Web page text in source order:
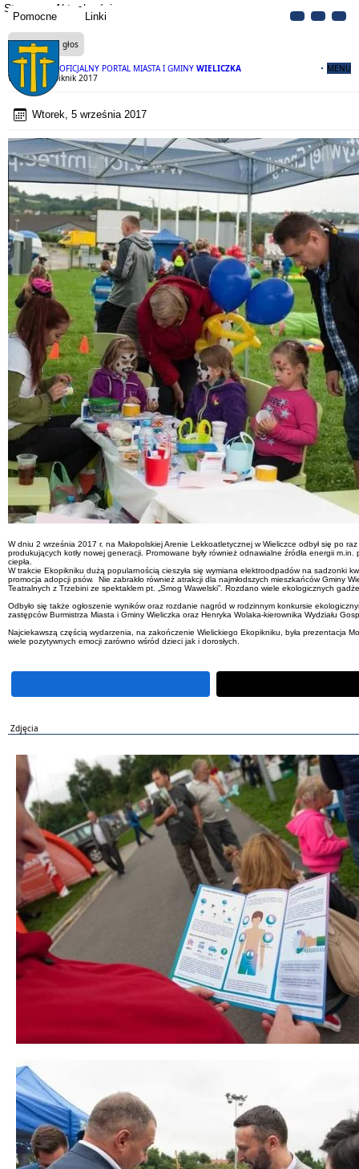
Pomocne Linki
OFICJALNY PORTAL MIASTA I GMINY WIELICZKA MENU
Strona Aktualności
Czytaj na głos
Wielicki Ekopiknik 2017
Wtorek, 5 września 2017
W dniu 2 września 2017 r. na Małopolskiej Arenie Lekkoatletycznej w Wieliczce odbył się po
produkujących kotły nowej generacji. Promowane były również odnawialne źródła energii
ciepła.
W trakcie Ekopikniku dużą popularnością cieszyła się wymiana elektroodpadów na sadzonki
promocja adopcji psów. Nie zabrakło również atrakcji dla najmłodszych mieszkańców Gminy
Teatralnych z Trzebini ze spektaklem pt. „Smog Wawelski”. Rozdano wiele ekologicznych
Odbyło się także ogłoszenie wyników oraz rozdanie nagród w rodzinnym konkursie
zastępców Burmistrza Miasta i Gminy Wieliczka oraz Henryka Wolaka-kierownika Wydziału
Najciekawszą częścią wydarzenia, na zakończenie Wielickiego Ekopikniku, była prezentacja
wiele pozytywnych emocji zarówno wśród dzieci jak i dorosłych.
Zdjęcia